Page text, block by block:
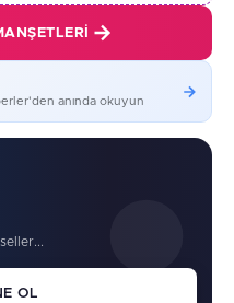
anında okuyun
OL